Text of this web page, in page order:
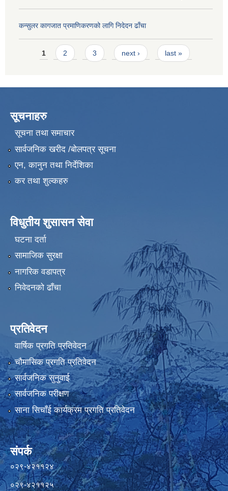
कन्सुलर कागजात प्रमाणिकरणको लागि निदेदन ढाँचा
Pages
1 2 3 next › last »
सूचनाहरु
सूचना तथा समाचार
सार्वजनिक खरीद /बोलपत्र सूचना
एन, कानुन तथा निर्देशिका
कर तथा शुल्कहरु
विधुतीय शुसासन सेवा
घटना दर्ता
सामाजिक सुरक्षा
नागरिक वडापत्र
निवेदनको ढाँचा
प्रतिवेदन
वार्षिक प्रगति प्रतिवेदन
चौमासिक प्रगति प्रतिवेदन
सार्वजनिक सुनुवाई
सार्वजनिक परीक्षण
साना सिचाँई कार्यक्रम प्रगति प्रतिवेदन
संपर्क
०२९-४२११२४
०२९-४२११२५